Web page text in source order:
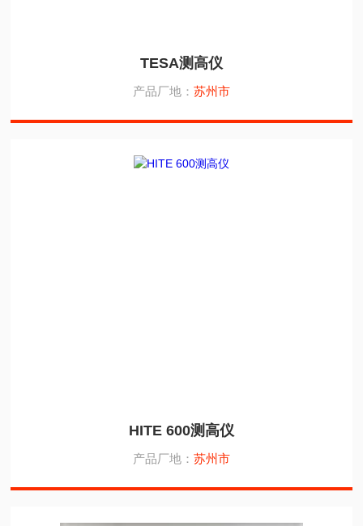
TESA测高仪
产品厂地： 苏州市
HITE 600测高仪
产品厂地： 苏州市